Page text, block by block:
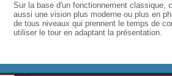
Sur la base d'un fonctionnement classique,
aussi une vision plus moderne ou plus en
de tous niveaux qui prennent le temps de
utiliser le tour en adaptant la présentation.